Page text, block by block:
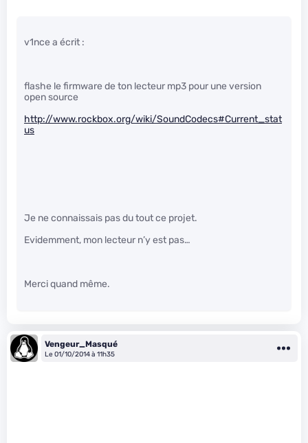
v1nce a écrit :
flashe le firmware de ton lecteur mp3 pour une version
open source
http://www.rockbox.org/wiki/SoundCodecs#Current_stat
us
Je ne connaissais pas du tout ce projet.
Evidemment, mon lecteur n’y est pas…
Merci quand même.
Vengeur_Masqué
Le 01/10/2014 à 11h35